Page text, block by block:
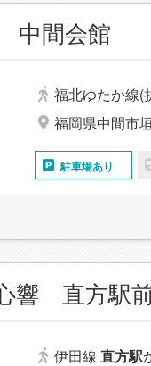
中間会館
福北ゆたか線(
福岡県中間市
駐車場あり
響 直方駅
伊田線 直方駅